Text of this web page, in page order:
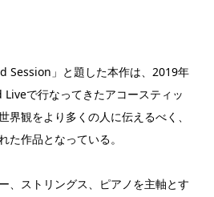
Session」と題した本作は、2019年
で行なってきたアコースティッ
界観をより多くの人に伝えるべく、
た作品となっている。
、ストリングス、ピアノを主軸とす